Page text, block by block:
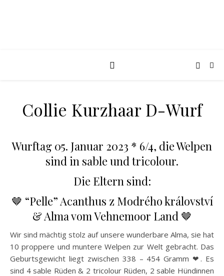
Collie Kurzhaar D-Wurf
Wurftag 05. Januar 2023 * 6/4, die Welpen
sind in sable und tricolour.
Die Eltern sind:
🤎 “Pelle” Acanthus z Modrého království
& Alma vom Vehnemoor Land 🤎
Wir sind mächtig stolz auf unsere wunderbare Alma, sie hat
10 proppere und muntere Welpen zur Welt gebracht. Das
Geburtsgewicht liegt zwischen 338 – 454 Gramm ❤. Es
sind 4 sable Rüden & 2 tricolour Rüden, 2 sable Hündinnen